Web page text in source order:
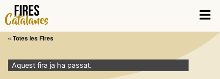
« Totes les Fires
Aquest fira ja ha passat.